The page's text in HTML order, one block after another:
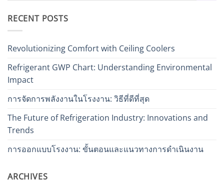
RECENT POSTS
Revolutionizing Comfort with Ceiling Coolers
Refrigerant GWP Chart: Understanding Environmental
Impact
การจัดการพลังงานในโรงงาน: วิธีที่ดีที่สุด
The Future of Refrigeration Industry: Innovations and
Trends
การออกแบบโรงงาน: ขั้นตอนและแนวทางการดำเนินงาน
ARCHIVES